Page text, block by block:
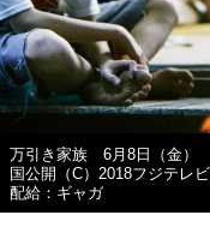
万引き家族 6月8日（金）
国公開（C）2018フジテ
配給：ギャガ